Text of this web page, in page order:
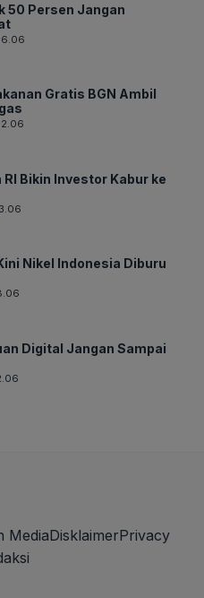
50 Persen Jangan
Gratis BGN Ambil
RI Bikin Investor Kabur ke
Nikel Indonesia Diburu
Digital Jangan Sampai
MediaDisklaimerPrivacy